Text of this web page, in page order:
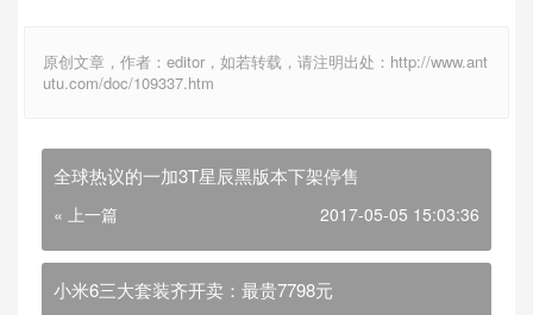
原创文章，作者：editor，如若转载，请注明出处：http://www.ant
utu.com/doc/109337.htm
全球热议的一加3T星辰黑版本下架停售
« 上一篇 2017-05-05 15:03:36
小米6三大套装齐开卖：最贵7798元